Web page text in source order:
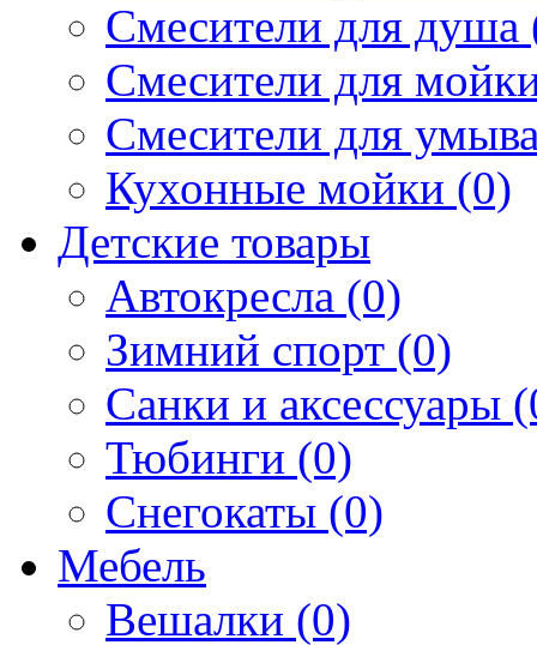
Смесители для душа
Смесители для
Смесители для
Кухонные мойки (0)
Детские товары
Автокресла (0)
Зимний спорт (0)
Санки и аксессуары
Тюбинги (0)
Снегокаты (0)
Мебель
Вешалки (0)